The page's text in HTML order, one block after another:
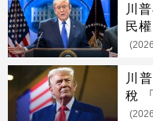
川
民
川
稅